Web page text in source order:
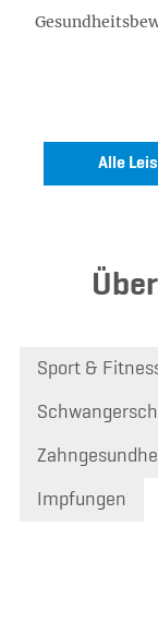
Alle
Sport &
Impfungen